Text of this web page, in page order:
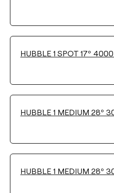
Wählen
17°
28°
No Dim
HUBBLE 1 SPOT 17º
HUBBLE 1 MEDIUM 28º
HUBBLE 1 MEDIUM 28º